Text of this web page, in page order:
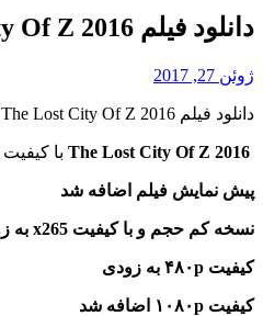
دانلود فیلم The Lost City Of Z 2016
ژوئن 27, 2017
دانلود فیلم The Lost City Of Z 2016
The Lost City Of Z 2016 با کیفیت
پیش نمایش فیلم اضافه شد
نسخه کم حجم و با کیفیت x265 به زودی
کیفیت ۴۸۰p به زودی
کیفیت ۱۰۸۰p اضافه شد